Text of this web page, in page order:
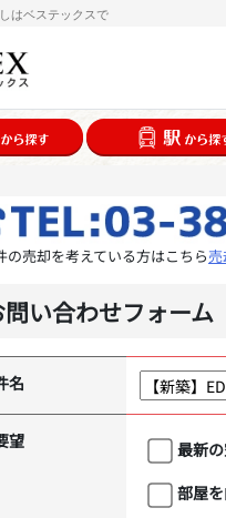
はベステックスで
売却を考えている方はこちら
問い合わせフォーム
名
望
最新
部屋